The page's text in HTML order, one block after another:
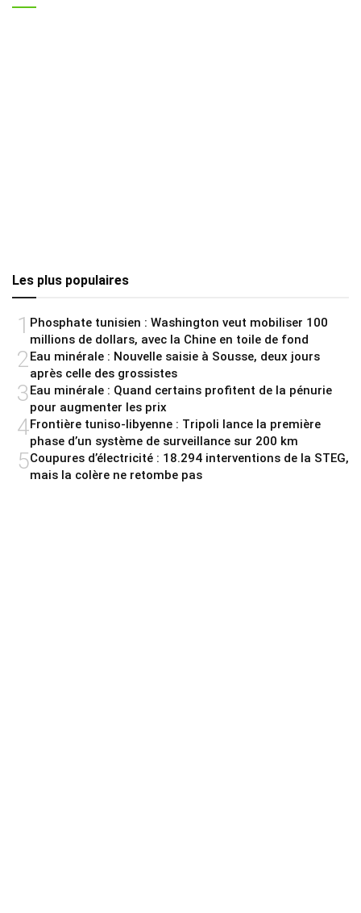
Les plus populaires
1 Phosphate tunisien : Washington veut mobiliser 100
millions de dollars, avec la Chine en toile de fond
2 Eau minérale : Nouvelle saisie à Sousse, deux jours
après celle des grossistes
3 Eau minérale : Quand certains profitent de la pénurie
pour augmenter les prix
4Frontière tuniso-libyenne : Tripoli lance la première
phase d’un système de surveillance sur 200 km
5Coupures d’électricité : 18.294 interventions de la STEG,
mais la colère ne retombe pas